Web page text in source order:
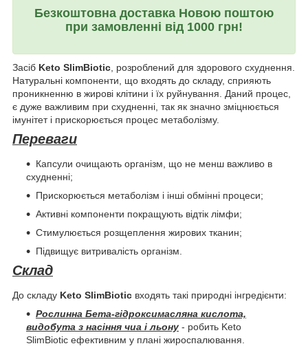
Безкоштовна доставка Новою поштою
при замовленні від 1000 грн!
Засіб Keto SlimBiotic, розроблений для здорового схуднення.
Натуральні компоненти, що входять до складу, сприяють
проникненню в жирові клітини і їх руйнування. Даний процес,
є дуже важливим при схудненні, так як значно зміцнюється
імунітет і прискорюється процес метаболізму.
Переваги
Капсули очищають організм, що не менш важливо в
схудненні;
Прискорюється метаболізм і інші обмінні процеси;
Активні компоненти покращують відтік лімфи;
Стимулюється розщеплення жирових тканин;
Підвищує витривалість організм.
Склад
До складу Ketо SlimBiotic входять такі природні інгредієнти:
Рослинна Бета-гідроксимасляна кислота,
видобута з насіння чиа і льону - робить Keto
SlimBiotic ефективним у плані жироспалювання.